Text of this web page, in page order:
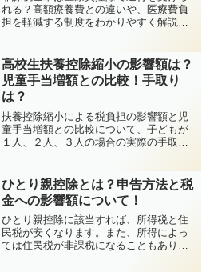
れる？高額療養費との違いや、医療費負
担を軽減する制度をわかりやすく解説し
高校生扶養控除縮小の影響額は？
児童手当増額との比較！手取り
は？
扶養控除縮小による税負担の影響額と児
童手当増額との比較について、子どもが
１人、２人、３人の場合の実際の手取り
ひとり親控除とは？申告方法と税
金への影響額について！
ひとり親控除に該当すれば、所得税と住
民税が安くなります。また、所得によっ
ては住民税が非課税になることもありま